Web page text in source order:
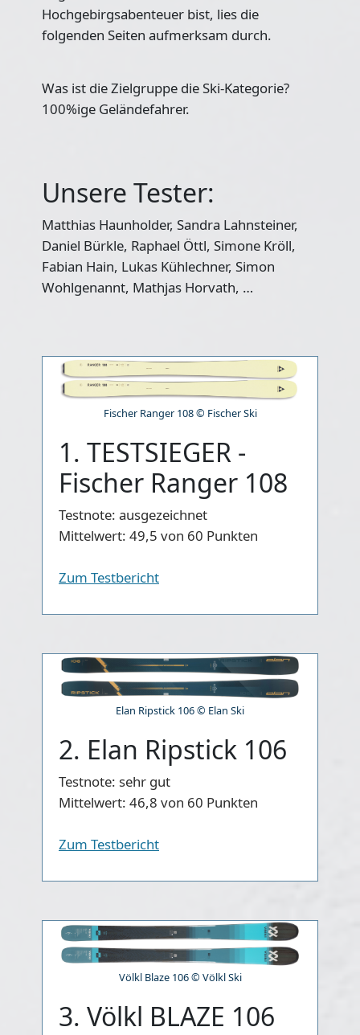
Hochgebirgsabenteuer bist, lies die
folgenden Seiten aufmerksam durch.
Was ist die Zielgruppe die Ski-Kategorie?
100%ige Geländefahrer.
Unsere Tester:
Matthias Haunholder, Sandra Lahnsteiner,
Daniel Bürkle, Raphael Öttl, Simone Kröll,
Fabian Hain, Lukas Kühlechner, Simon
Wohlgenannt, Mathjas Horvath, …
Fischer Ranger 108 © Fischer Ski
1. TESTSIEGER -
Fischer Ranger 108
Testnote: ausgezeichnet
Mittelwert: 49,5 von 60 Punkten
Zum Testbericht
Elan Ripstick 106 © Elan Ski
2. Elan Ripstick 106
Testnote: sehr gut
Mittelwert: 46,8 von 60 Punkten
Zum Testbericht
Völkl Blaze 106 © Völkl Ski
3. Völkl BLAZE 106